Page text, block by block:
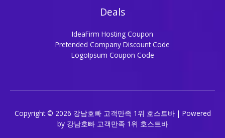
Deals
IdeaFirm Hosting Coupon
Pretended Company Discount Code
LogoIpsum Coupon Code
Copyright © 2026 강남호빠 고객만족 1위 호스트바 | Powered
by 강남호빠 고객만족 1위 호스트바